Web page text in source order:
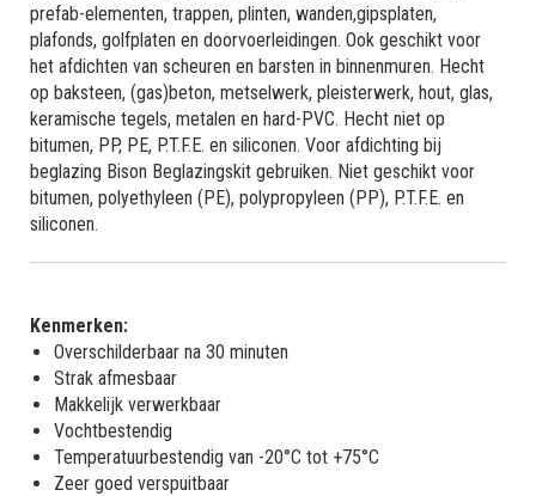
prefab-elementen, trappen, plinten, wanden,gipsplaten,
plafonds, golfplaten en doorvoerleidingen. Ook geschikt voor
het afdichten van scheuren en barsten in binnenmuren. Hecht
op baksteen, (gas)beton, metselwerk, pleisterwerk, hout, glas,
keramische tegels, metalen en hard-PVC. Hecht niet op
bitumen, PP, PE, P.T.F.E. en siliconen. Voor afdichting bij
beglazing Bison Beglazingskit gebruiken. Niet geschikt voor
bitumen, polyethyleen (PE), polypropyleen (PP), P.T.F.E. en
siliconen.
Kenmerken:
Overschilderbaar na 30 minuten
Strak afmesbaar
Makkelijk verwerkbaar
Vochtbestendig
Temperatuurbestendig van -20°C tot +75°C
Zeer goed verspuitbaar